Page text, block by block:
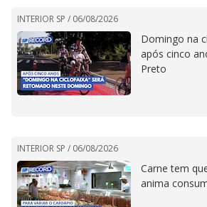
INTERIOR SP / 06/08/2026
Domingo na
após cinco
Preto
INTERIOR SP / 06/08/2026
Carne tem
anima